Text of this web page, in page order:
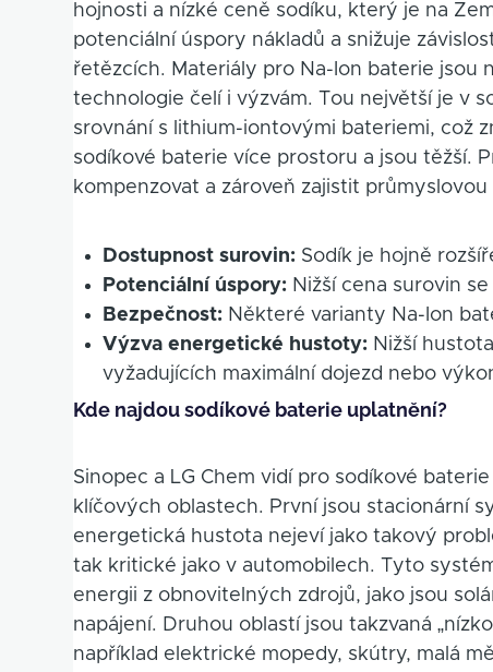
hojnosti a nízké ceně sodíku, který je na
potenciální úspory nákladů a snižuje
řetězcích. Materiály pro Na-Ion baterie jsou
technologie čelí i výzvám. Tou největší je v
srovnání s lithium-iontovými bateriemi, což
sodíkové baterie více prostoru a jsou těžší.
kompenzovat a zároveň zajistit
Dostupnost surovin: Sodík je hojně
Potenciální úspory: Nižší cena surovin
Bezpečnost: Některé varianty Na-Ion
Výzva energetické hustoty: Nižší
vyžadujících maximální dojezd nebo
Kde najdou sodíkové baterie uplatnění?
Sinopec a LG Chem vidí pro sodíkové
klíčových oblastech. První jsou stacionární
energetická hustota nejeví jako takový
tak kritické jako v automobilech. Tyto
energii z obnovitelných zdrojů, jako jsou
napájení. Druhou oblastí jsou takzvaná
například elektrické mopedy, skútry, malá